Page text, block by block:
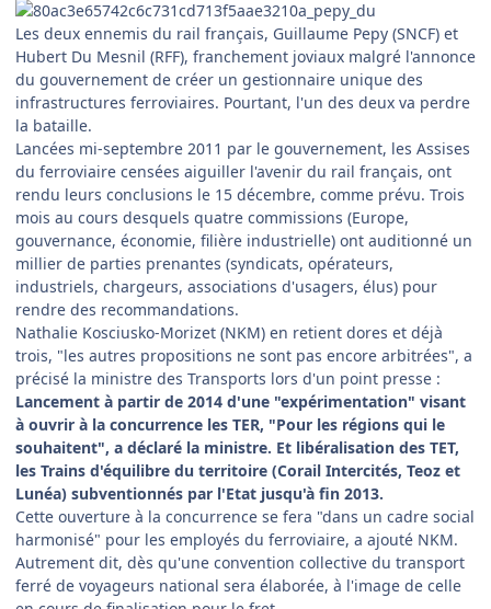
Les deux ennemis du rail français, Guillaume Pepy (SNCF) et
Hubert Du Mesnil (RFF), franchement joviaux malgré l'annonce
du gouvernement de créer un gestionnaire unique des
infrastructures ferroviaires. Pourtant, l'un des deux va perdre
la bataille.
Lancées mi-septembre 2011 par le gouvernement, les Assises
du ferroviaire censées aiguiller l'avenir du rail français, ont
rendu leurs conclusions le 15 décembre, comme prévu. Trois
mois au cours desquels quatre commissions (Europe,
gouvernance, économie, filière industrielle) ont auditionné un
millier de parties prenantes (syndicats, opérateurs,
industriels, chargeurs, associations d'usagers, élus) pour
rendre des recommandations.
Nathalie Kosciusko-Morizet (NKM) en retient dores et déjà
trois, "les autres propositions ne sont pas encore arbitrées", a
précisé la ministre des Transports lors d'un point presse :
Lancement à partir de 2014 d'une "expérimentation" visant
à ouvrir à la concurrence les TER, "Pour les régions qui le
souhaitent", a déclaré la ministre. Et libéralisation des TET,
les Trains d'équilibre du territoire (Corail Intercités, Teoz et
Lunéa) subventionnés par l'Etat jusqu'à fin 2013.
Cette ouverture à la concurrence se fera "dans un cadre social
harmonisé" pour les employés du ferroviaire, a ajouté NKM.
Autrement dit, dès qu'une convention collective du transport
ferré de voyageurs national sera élaborée, à l'image de celle